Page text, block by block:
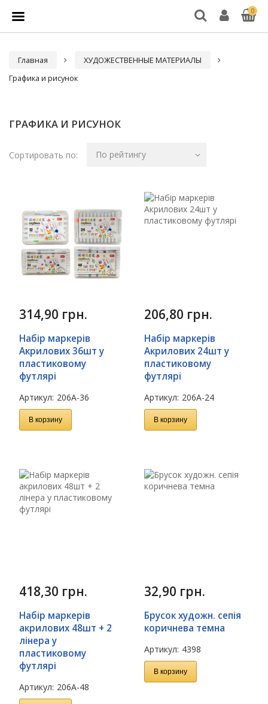
0
Главная
ХУДОЖЕСТВЕННЫЕ МАТЕРИАЛЫ
Графика и рисунок
ГРАФИКА И РИСУНОК
Сортировать по: По рейтингу
314,90 грн.
Набір маркерів
Акрилових 36шт у
пластиковому
футлярі
Артикул: 206A-36
В корзину
206,80 грн.
Набір маркерів
Акрилових 24шт у
пластиковому
футлярі
Артикул: 206A-24
В корзину
418,30 грн.
Набір маркерів
акрилових 48шт + 2
лінера у
пластиковому
футлярі
Артикул: 206A-48
32,90 грн.
Брусок художн. сепія
коричнева темна
Артикул: 4398
В корзину